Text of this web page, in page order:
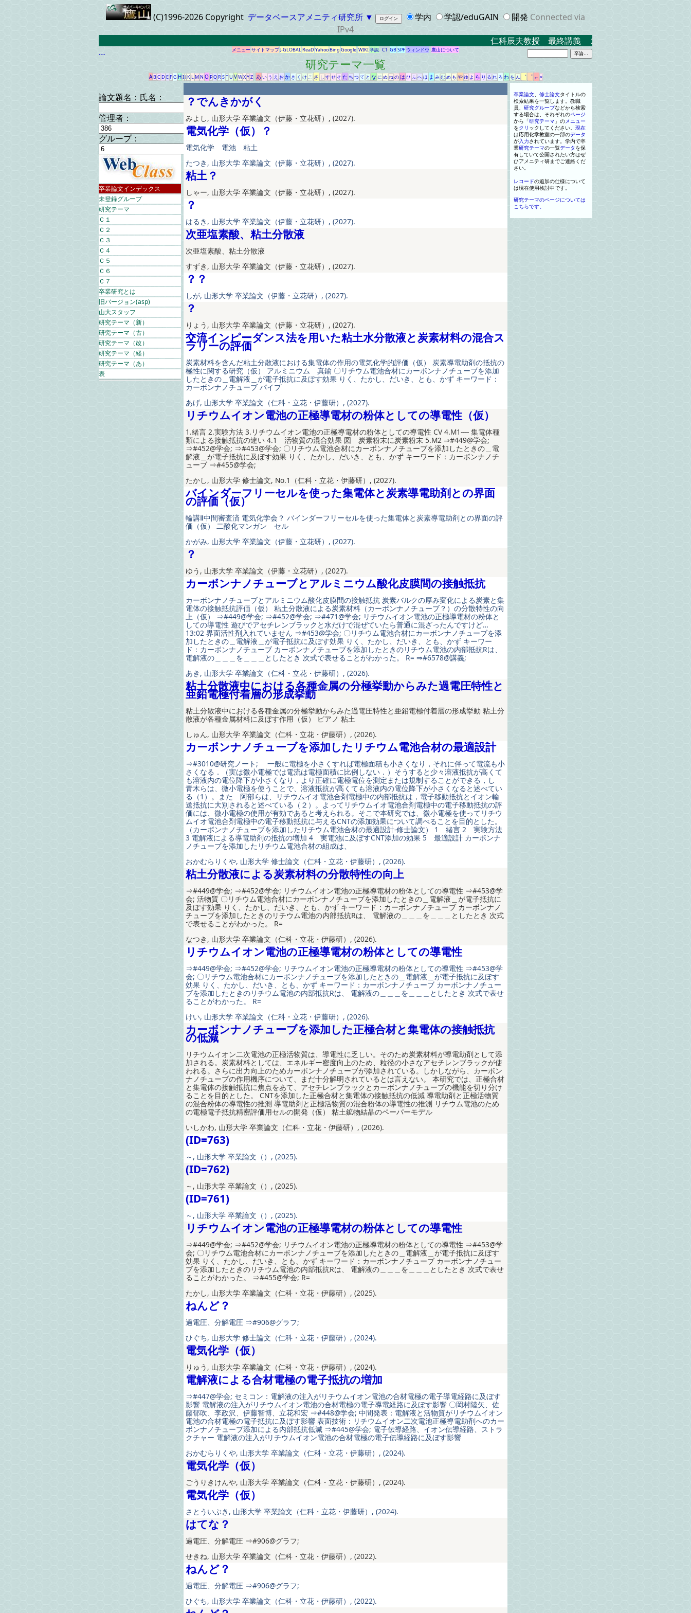
(C)1996-2026 Copyright データベースアメニティ研究所 ▼ 学内 学認/eduGAIN 開発 Connected via
IPv4
仁科辰夫教授 最終講義 ２０２３．３．１７ 米沢キャン
…
メニューサイトマップJ-GLOBALReaD YahooBing Google WIKI学認 C1 GBSPF ウィンドウ 鷹山について
研究テーマ一覧
ABCDEFGHIJKLMNOPQRSTUVWXYZ あいう え おかき く けこ さ しすせそたちつてと なにぬねのはひふへほま みむめもやゆよ らり るれろわをん゛゜← ×
論文題名： 氏名：
管理者：
グループ：
卒業論文インデックス
未登録グループ
研究テーマ
Ｃ１
Ｃ２
Ｃ３
Ｃ４
Ｃ５
Ｃ６
Ｃ７
卒業研究とは
旧バージョン(asp)
山大スタッフ
研究テーマ（新）
研究テーマ（古）
研究テーマ（改）
研究テーマ（経）
研究テーマ（あ）
表
？でんきかがく
みよし, 山形大学 卒業論文（伊藤・立花研）, (2027).
電気化学（仮）？
電気化学 電池 粘土
たつき, 山形大学 卒業論文（伊藤・立花研）, (2027).
粘土？
しゃー, 山形大学 卒業論文（伊藤・立花研）, (2027).
？
はるき, 山形大学 卒業論文（伊藤・立花研）, (2027).
次亜塩素酸、粘土分散液
次亜塩素酸、粘土分散液
すずき, 山形大学 卒業論文（伊藤・立花研）, (2027).
？？
しが, 山形大学 卒業論文（伊藤・立花研）, (2027).
？
りょう, 山形大学 卒業論文（伊藤・立花研）, (2027).
交流インピーダンス法を用いた粘土水分散液と炭素材料の混合ス
ラリーの評価
炭素材料を含んだ粘土分散液における集電体の作用の電気化学的評価（仮） 炭素導電助剤の抵抗の
極性に関する研究（仮） アルミニウム 真鍮 〇リチウム電池合材にカーボンナノチューブを添加
したときの＿電解液＿が電子抵抗に及ぼす効果 りく、たかし、だいき、とも、かず キーワード：
カーボンナノチューブ パイプ
あげ, 山形大学 卒業論文（仁科・立花・伊藤研）, (2027).
リチウムイオン電池の正極導電材の粉体としての導電性（仮）
1.緒言 2.実験方法 3.リチウムイオン電池の正極導電材の粉体としての導電性 CV 4.M1---- 集電体種
類による接触抵抗の違い 4.1 活物質の混合効果 図 炭素粉末に炭素粉末 5.M2 ⇒#449@学会;
⇒#452@学会; ⇒#453@学会; 〇リチウム電池合材にカーボンナノチューブを添加したときの＿電
解液＿が電子抵抗に及ぼす効果 りく、たかし、だいき、とも、かず キーワード：カーボンナノチ
ューブ ⇒#455@学会;
たかし, 山形大学 修士論文, No.1（仁科・立花・伊藤研）, (2027).
バインダーフリーセルを使った集電体と炭素導電助剤との界面
の評価（仮）
輪講Ⅱ中間審査済 電気化学会？ バインダーフリーセルを使った集電体と炭素導電助剤との界面の評
価（仮） 二酸化マンガン セル
かがみ, 山形大学 卒業論文（伊藤・立花研）, (2027).
？
ゆう, 山形大学 卒業論文（伊藤・立花研）, (2027).
カーボンナノチューブとアルミニウム酸化皮膜間の接触抵抗
カーボンナノチューブとアルミニウム酸化皮膜間の接触抵抗 炭素バルクの厚み変化による炭素と集
電体の接触抵抗評価（仮） 粘土分散液による炭素材料（カーボンナノチューブ？）の分散特性の向
上（仮） ⇒#449@学会; ⇒#452@学会; ⇒#471@学会; リチウムイオン電池の正極導電材の粉体と
しての導電性 遊びでアセチレンブラックと水だけで混ぜていたら普通に混ざったんですけど…
13:02 界面活性剤入れていません ⇒#453@学会; 〇リチウム電池合材にカーボンナノチューブを添
加したときの＿電解液＿が電子抵抗に及ぼす効果 りく、たかし、だいき、とも、かず キーワー
ド：カーボンナノチューブ カーボンナノチューブを添加したときのリチウム電池の内部抵抗Rは、
電解液の＿＿＿を＿＿＿としたとき 次式で表せることがわかった。 R= ⇒#6578@講義;
あき, 山形大学 卒業論文（仁科・立花・伊藤研）, (2026).
粘土分散液中における各種金属の分極挙動からみた過電圧特性と
亜鉛電極付着層の形成挙動
粘土分散液中における各種金属の分極挙動からみた過電圧特性と亜鉛電極付着層の形成挙動 粘土分
散液が各種金属材料に及ぼす作用（仮） ピアノ 粘土
しゅん, 山形大学 卒業論文（仁科・立花・伊藤研）, (2026).
カーボンナノチューブを添加したリチウム電池合材の最適設計
⇒#3010@研究ノート; 一般に電極を小さくすれば電極面積も小さくなり，それに伴って電流も小
さくなる．（実は微小電極では電流は電極面積に比例しない．）そうすると少々溶液抵抗が高くて
も溶液内の電位降下が小さくなり，より正確に電極電位を測定または規制することができる，し
青木らは、微小電極を使うことで、溶液抵抗が高くても溶液内の電位降下が小さくなると述べてい
る（1）。また 阿部らは、リチウムイオ電池合剤電極中の内部抵抗は，電子移動抵抗とイオン輸
送抵抗に大別されると述べている（２）。よってリチウムイオ電池合剤電極中の電子移動抵抗の評
価には、微小電極の使用が有効であると考えられる。そこで本研究では、微小電極を使ってリチウ
ムイオ電池合剤電極中の電子移動抵抗に与えるCNTの添加効果について調べることを目的とした。
（カーボンナノチューブを添加したリチウム電池合材の最適設計-修士論文） 1 緒言 2 実験方法
3 電解液による導電助剤の抵抗の増加 4 実電池に及ぼすCNT添加の効果 5 最適設計 カーボンナ
ノチューブを添加したリチウム電池合材の組成は、
おかむらりくや, 山形大学 修士論文（仁科・立花・伊藤研）, (2026).
粘土分散液による炭素材料の分散特性の向上
⇒#449@学会; ⇒#452@学会; リチウムイオン電池の正極導電材の粉体としての導電性 ⇒#453@学
会; 活物質 〇リチウム電池合材にカーボンナノチューブを添加したときの＿電解液＿が電子抵抗に
及ぼす効果 りく、たかし、だいき、とも、かず キーワード：カーボンナノチューブ カーボンナノ
チューブを添加したときのリチウム電池の内部抵抗Rは、 電解液の＿＿＿を＿＿＿としたとき 次式
で表せることがわかった。 R=
なつき, 山形大学 卒業論文（仁科・立花・伊藤研）, (2026).
リチウムイオン電池の正極導電材の粉体としての導電性
⇒#449@学会; ⇒#452@学会; リチウムイオン電池の正極導電材の粉体としての導電性 ⇒#453@学
会; 〇リチウム電池合材にカーボンナノチューブを添加したときの＿電解液＿が電子抵抗に及ぼす
効果 りく、たかし、だいき、とも、かず キーワード：カーボンナノチューブ カーボンナノチュー
ブを添加したときのリチウム電池の内部抵抗Rは、 電解液の＿＿＿を＿＿＿としたとき 次式で表せ
ることがわかった。 R=
けい, 山形大学 卒業論文（仁科・立花・伊藤研）, (2026).
カーボンナノチューブを添加した正極合材と集電体の接触抵抗
の低減
リチウムイオン二次電池の正極活物質は、導電性に乏しい。そのため炭素材料が導電助剤として添
加される。炭素材料としては、エネルギー密度向上のため、粒径の小さなアセチレンブラックが使
われる。さらに出力向上のためカーボンナノチューブが添加されている。しかしながら、カーボン
ナノチューブの作用機序について、まだ十分解明されているとは言えない。 本研究では、正極合材
と集電体の接触抵抗に焦点をあて、アセチレンブラックとカーボンナノチューブの機能を切り分け
ることを目的とした。 CNTを添加した正極合材と集電体の接触抵抗の低減 導電助剤と正極活物質
の混合粉体の導電性の推測 導電助剤と正極活物質の混合粉体の導電性の推測 リチウム電池のため
の電極電子抵抗精密評価用セルの開発（仮） 粘土鉱物結晶のペーパーモデル
いしかわ, 山形大学 卒業論文（仁科・立花・伊藤研）, (2026).
(ID=763)
～, 山形大学 卒業論文（）, (2025).
(ID=762)
～, 山形大学 卒業論文（）, (2025).
(ID=761)
～, 山形大学 卒業論文（）, (2025).
リチウムイオン電池の正極導電材の粉体としての導電性
⇒#449@学会; ⇒#452@学会; リチウムイオン電池の正極導電材の粉体としての導電性 ⇒#453@学
会; 〇リチウム電池合材にカーボンナノチューブを添加したときの＿電解液＿が電子抵抗に及ぼす
効果 りく、たかし、だいき、とも、かず キーワード：カーボンナノチューブ カーボンナノチュー
ブを添加したときのリチウム電池の内部抵抗Rは、 電解液の＿＿＿を＿＿＿としたとき 次式で表せ
ることがわかった。 ⇒#455@学会; R=
たかし, 山形大学 卒業論文（仁科・立花・伊藤研）, (2025).
ねんど？
過電圧、分解電圧 ⇒#906@グラフ;
ひぐち, 山形大学 修士論文（仁科・立花・伊藤研）, (2024).
電気化学（仮）
りゅう, 山形大学 卒業論文（仁科・立花・伊藤研）, (2024).
電解液による合材電極の電子抵抗の増加
⇒#447@学会; セミコン：電解液の注入がリチウムイオン電池の合材電極の電子導電経路に及ぼす
影響 電解液の注入がリチウムイオン電池の合材電極の電子導電経路に及ぼす影響 〇岡村陸矢、佐
藤郁吹、李政沢、伊藤智博、立花和宏 ⇒#448@学会; 中間発表：電解液と活物質がリチウムイオン
電池の合材電極の電子抵抗に及ぼす影響 表面技術：リチウムイオン二次電池正極導電助剤へのカー
ボンナノチューブ添加による内部抵抗低減 ⇒#445@学会; 電子伝導経路、イオン伝導経路、ストラ
クチャー 電解液の注入がリチウムイオン電池の合材電極の電子伝導経路に及ぼす影響
おかむらりくや, 山形大学 卒業論文（仁科・立花・伊藤研）, (2024).
電気化学（仮）
ごうりきけんや, 山形大学 卒業論文（仁科・立花・伊藤研）, (2024).
電気化学（仮）
さとういぶき, 山形大学 卒業論文（仁科・立花・伊藤研）, (2024).
はてな？
過電圧、分解電圧 ⇒#906@グラフ;
せきね, 山形大学 卒業論文（仁科・立花・伊藤研）, (2022).
ねんど？
過電圧、分解電圧 ⇒#906@グラフ;
ひぐち, 山形大学 卒業論文（仁科・立花・伊藤研）, (2022).
卒業論文、 修士論文タイトルの
検索結果を一覧します。 教職
員、 研究グループなどから検索
する場合は、 それぞれのページ
から 「研究テーマ 」 のメニュー
をクリ ック してください。 現在
は応用化学教室の一部のデータ
が入力されています。 学内で卒
業研究テーマの一覧データを保
有していて公開されたい方はぜ
ひアメニティ研までご連絡くだ
さい。
レコードの追加の仕様について
は現在使用検討中です。
研究テーマのページについては
こちらです。